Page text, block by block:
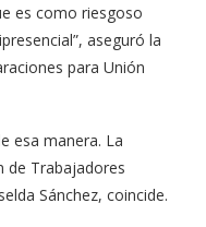
es como riesgoso
aseguró la
para Unión
esa manera. La
de Trabajadores
Sánchez, coincide.